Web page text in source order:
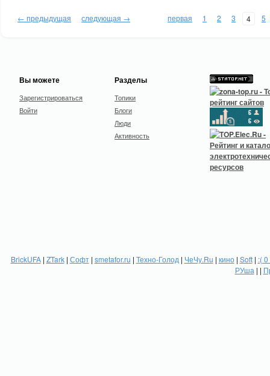
← предыдущая следующая → первая 1 2 3 4 5
Вы можете
Зарегистрироваться
Войти
Разделы
Топики
Блоги
Люди
Активность
BrickUFA| ZTark| Софт| smetafor.ru | Техно-Голод | ЧеЧу.Ru | кино| Soft| :(
РУша | |